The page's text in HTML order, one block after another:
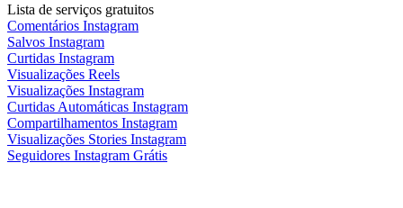
Lista de serviços gratuitos
Comentários Instagram
Salvos Instagram
Curtidas Instagram
Visualizações Reels
Visualizações Instagram
Curtidas Automáticas Instagram
Compartilhamentos Instagram
Visualizações Stories Instagram
Seguidores Instagram Grátis